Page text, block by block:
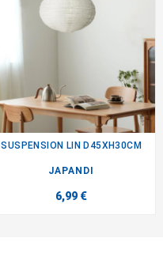
SUSPENSION LIN D45XH30CM
JAPANDI
6,99 €